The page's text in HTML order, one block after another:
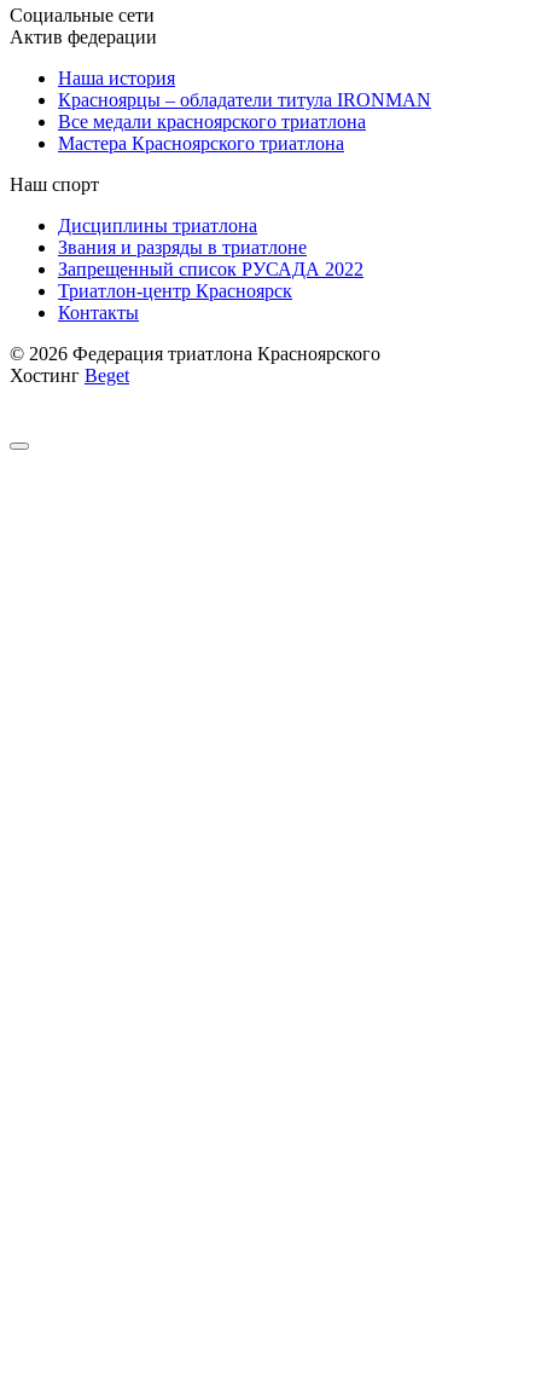
Социальные сети
Актив федерации
Наша история
Красноярцы – обладатели титула IRONMAN
Все медали красноярского триатлона
Мастера Красноярского триатлона
Наш спорт
Дисциплины триатлона
Звания и разряды в триатлоне
Запрещенный список РУСАДА 2022
Триатлон-центр Красноярск
Контакты
© 2026 Федерация триатлона Красноярского
Хостинг Beget